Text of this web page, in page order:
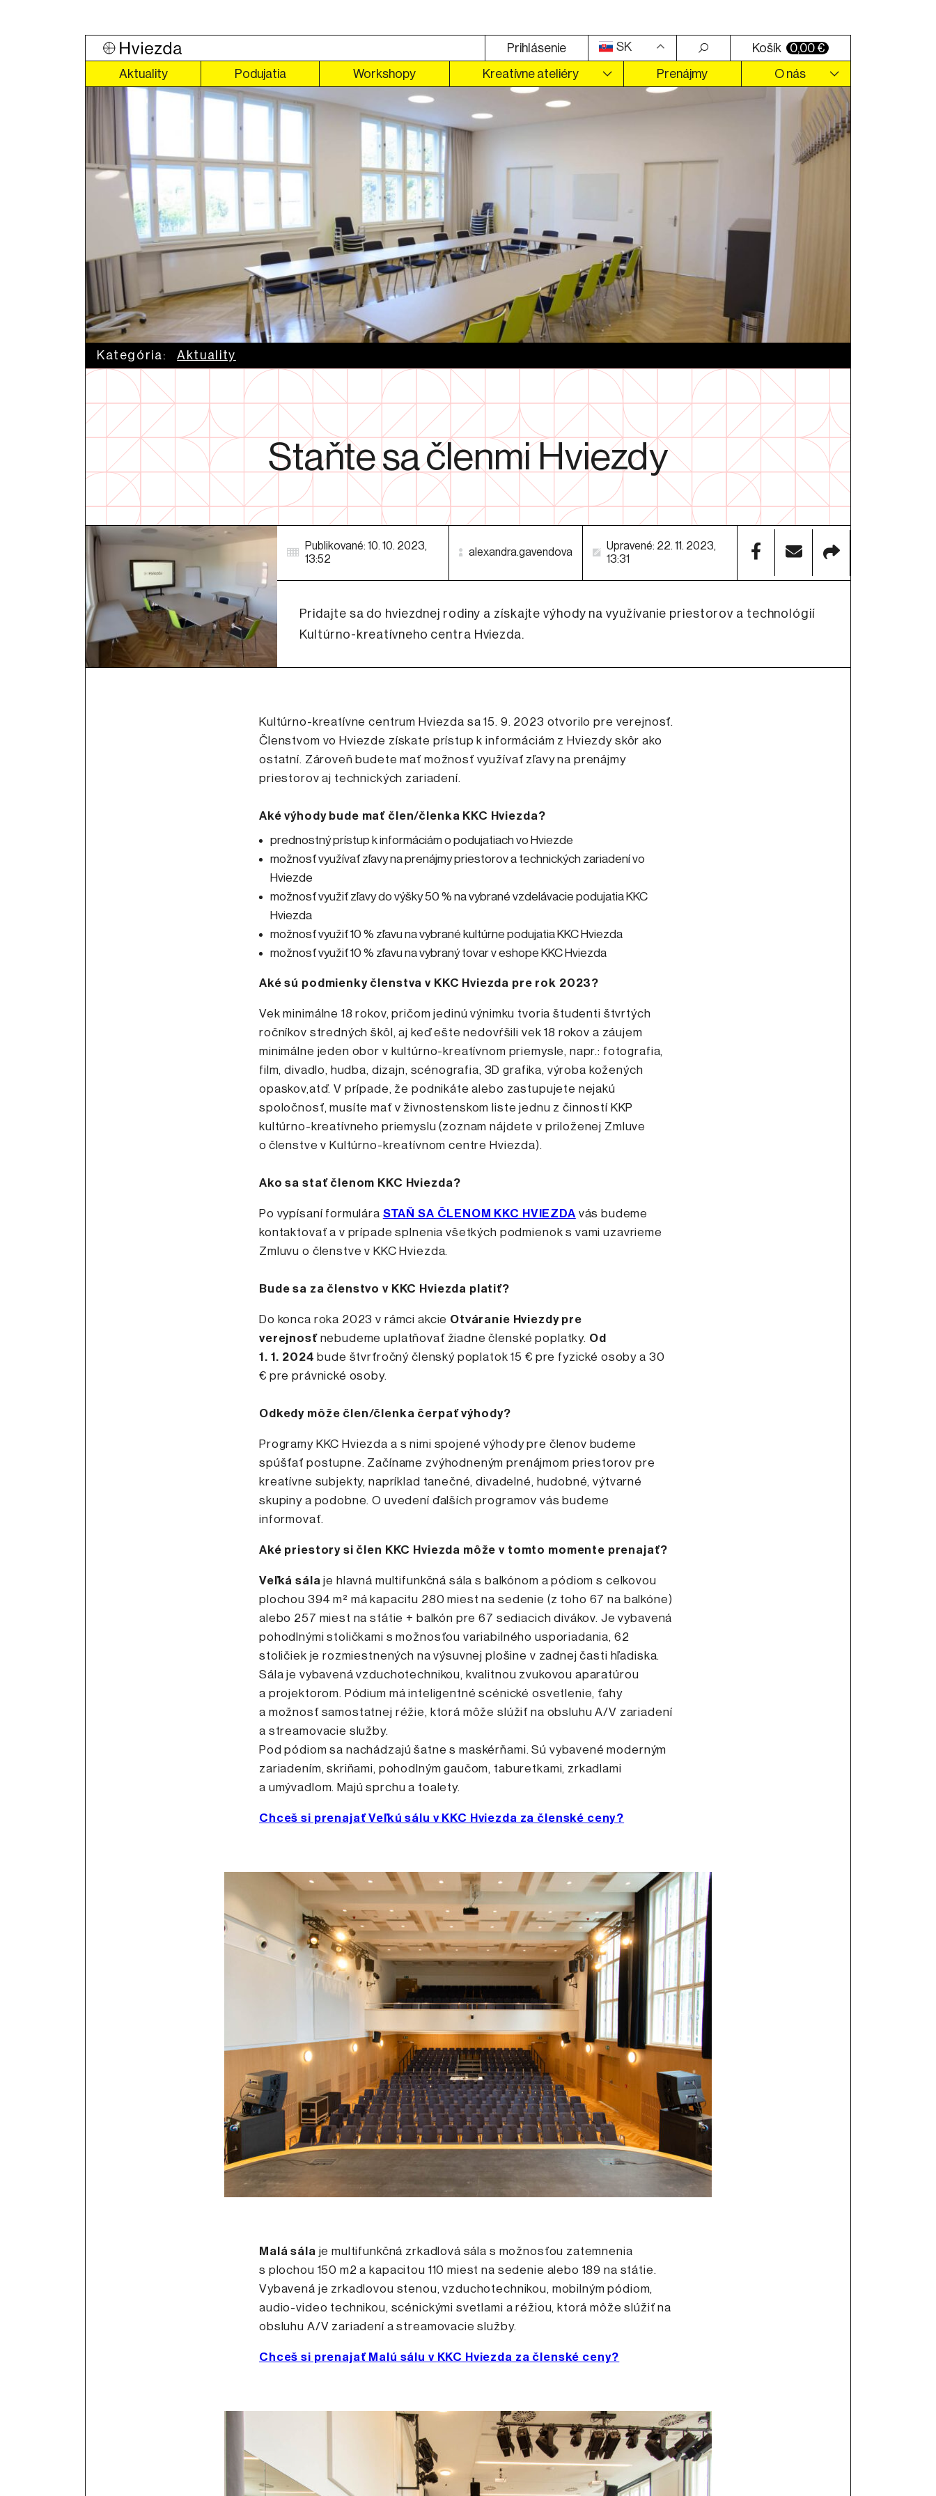
Prihlásenie SK Košík 0,00 €
Aktuality Podujatia Workshopy Kreatívne ateliéry Prenájmy O nás
Kategória: Aktuality
Staňte sa členmi Hviezdy
Publikované: 10. 10. 2023,
13:52
alexandra.gavendova
Upravené: 22. 11. 2023,
13:31
Pridajte sa do hviezdnej rodiny a získajte výhody na využívanie priestorov a technológií
Kultúrno-kreatívneho centra Hviezda.
Kultúrno-kreatívne centrum Hviezda sa 15. 9. 2023 otvorilo pre verejnosť.
Členstvom vo Hviezde získate prístup k informáciám z Hviezdy skôr ako
ostatní. Zároveň budete mať možnosť využívať zľavy na prenájmy
priestorov aj technických zariadení.
Aké výhody bude mať člen/členka KKC Hviezda?
prednostný prístup k informáciám o podujatiach vo Hviezde
možnosť využívať zľavy na prenájmy priestorov a technických zariadení vo
Hviezde
možnosť využiť zľavy do výšky 50 % na vybrané vzdelávacie podujatia KKC
Hviezda
možnosť využiť 10 % zľavu na vybrané kultúrne podujatia KKC Hviezda
možnosť využiť 10 % zľavu na vybraný tovar v eshope KKC Hviezda
Aké sú podmienky členstva v KKC Hviezda pre rok 2023?
Vek minimálne 18 rokov, pričom jedinú výnimku tvoria študenti štvrtých
ročníkov stredných škôl, aj keď ešte nedovŕšili vek 18 rokov a záujem
minimálne jeden obor v kultúrno-kreatívnom priemysle, napr.: fotografia,
film, divadlo, hudba, dizajn, scénografia, 3D grafika, výroba kožených
opaskov,atď. V prípade, že podnikáte alebo zastupujete nejakú
spoločnosť, musíte mať v živnostenskom liste jednu z činností KKP
kultúrno-kreatívneho priemyslu (zoznam nájdete v priloženej Zmluve
o členstve v Kultúrno-kreatívnom centre Hviezda).
Ako sa stať členom KKC Hviezda?
Po vypísaní formulára STAŇ SA ČLENOM KKC HVIEZDA vás budeme
kontaktovať a v prípade splnenia všetkých podmienok s vami uzavrieme
Zmluvu o členstve v KKC Hviezda.
Bude sa za členstvo v KKC Hviezda platiť?
Do konca roka 2023 v rámci akcie Otváranie Hviezdy pre
verejnosťnebudeme uplatňovať žiadne členské poplatky. Od
1. 1. 2024 bude štvrťročný členský poplatok 15 € pre fyzické osoby a 30
€ pre právnické osoby.
Odkedy môže člen/členka čerpať výhody?
Programy KKC Hviezda a s nimi spojené výhody pre členov budeme
spúšťať postupne. Začíname zvýhodneným prenájmom priestorov pre
kreatívne subjekty, napríklad tanečné, divadelné, hudobné, výtvarné
skupiny a podobne. O uvedení ďalších programov vás budeme
informovať.
Aké priestory si člen KKC Hviezda môže v tomto momente prenajať?
Veľká sála je hlavná multifunkčná sála s balkónom a pódiom s celkovou
plochou 394 m² má kapacitu 280 miest na sedenie (z toho 67 na balkóne)
alebo 257 miest na státie + balkón pre 67 sediacich divákov. Je vybavená
pohodlnými stoličkami s možnosťou variabilného usporiadania, 62
stoličiek je rozmiestnených na výsuvnej plošine v zadnej časti hľadiska.
Sála je vybavená vzduchotechnikou, kvalitnou zvukovou aparatúrou
a projektorom. Pódium má inteligentné scénické osvetlenie, ťahy
a možnosť samostatnej réžie, ktorá môže slúžiť na obsluhu A/V zariadení
a streamovacie služby.
Pod pódiom sa nachádzajú šatne s maskérňami. Sú vybavené moderným
zariadením, skriňami, pohodlným gaučom, taburetkami, zrkadlami
a umývadlom. Majú sprchu a toalety.
Chceš si prenajať Veľkú sálu v KKC Hviezda za členské ceny?
Malá sála je multifunkčná zrkadlová sála s možnosťou zatemnenia
s plochou 150 m2 a kapacitou 110 miest na sedenie alebo 189 na státie.
Vybavená je zrkadlovou stenou, vzduchotechnikou, mobilným pódiom,
audio-video technikou, scénickými svetlami a réžiou, ktorá môže slúžiť na
obsluhu A/V zariadení a streamovacie služby.
Chceš si prenajať Malú sálu v KKC Hviezda za členské ceny?